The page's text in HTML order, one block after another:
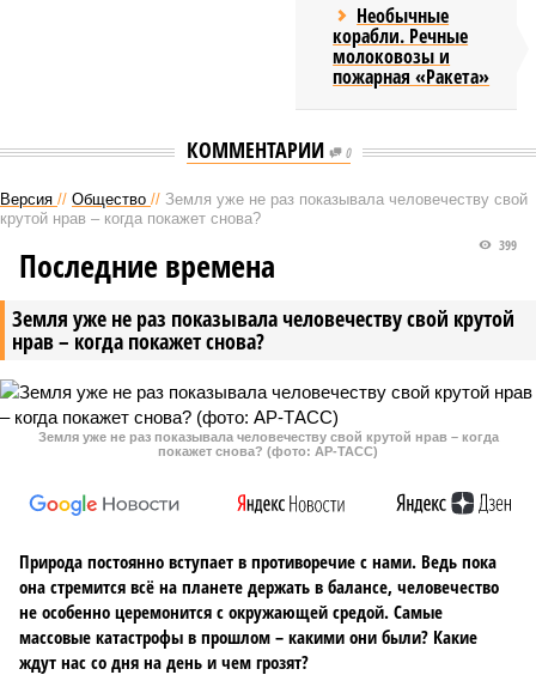
Необычные
корабли. Речные
молоковозы и
пожарная «Ракета»
КОММЕНТАРИИ 0
Версия // Общество // Земля уже не раз показывала человечеству свой
крутой нрав – когда покажет снова?
Земля уже не раз показывала человечеству свой крутой
нрав – когда покажет снова?
399
Последние времена
Земля уже не раз показывала человечеству свой крутой нрав – когда
покажет снова? (фото: АР-ТАСС)
Природа постоянно вступает в противоречие с нами. Ведь пока
она стремится всё на планете держать в балансе, человечество
не особенно церемонится с окружающей средой. Самые
массовые катастрофы в прошлом – какими они были? Какие
ждут нас со дня на день и чем грозят?